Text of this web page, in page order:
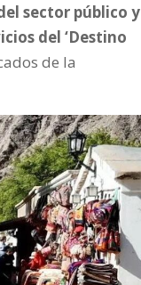
sector público y
del ‘Destino
de la